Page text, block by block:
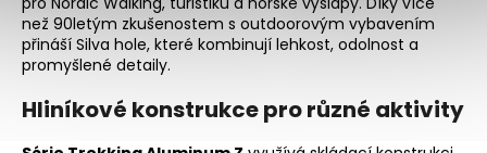
í
p
k
než 90letým zkušenostem s outdoorovým vybavením
přináší Silva hole, které kombinují lehkost, odolnost a
promyšlené detaily.
Hliníkové konstrukce pro různé aktivity